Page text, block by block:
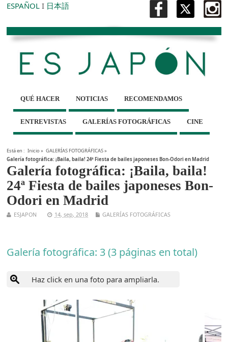
ESPAÑOL I 日本語
QUÉ HACER NOTICIAS RECOMENDAMOS
ENTREVISTAS GALERÍAS FOTOGRÁFICAS CINE
Está en : Inicio» GALERÍAS FOTOGRÁFICAS»
Galería fotográfica: ¡Baila, baila! 24ª Fiesta de bailes japoneses Bon-Odori en Madrid
Galería fotográfica: ¡Baila, baila!
24ª Fiesta de bailes japoneses Bon-
Odori en Madrid
ESJAPON 14, sep, 2018 GALERÍAS FOTOGRÁFICAS
Galería fotográfica: 3 (3 páginas en total)
Haz click en una foto para ampliarla.